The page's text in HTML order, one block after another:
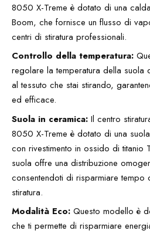
8050 X-Treme è dotato di una
Boom, che fornisce un flusso di
centri di stiratura professionali.
Controllo della temperatura:
regolare la temperatura della
al tessuto che stai stirando,
ed efficace.
Suola in ceramica: Il centro
8050 X-Treme è dotato di una
con rivestimento in ossido di titanio
suola offre una distribuzione
consentendoti di risparmiare tempo
stiratura.
Modalità Eco: Questo modello è
che ti permette di risparmiare